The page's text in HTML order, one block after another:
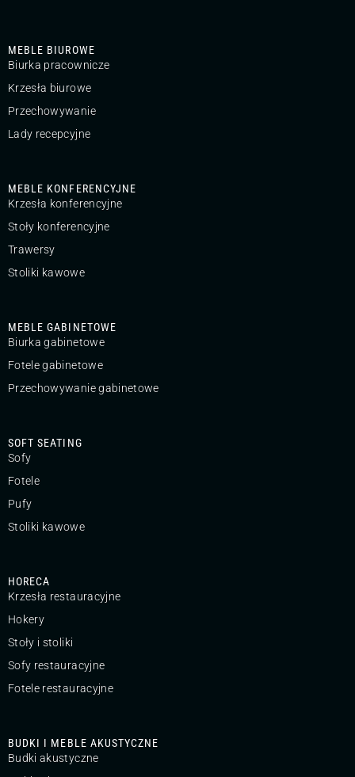
MEBLE BIUROWE
Biurka pracownicze
Krzesła biurowe
Przechowywanie
Lady recepcyjne
MEBLE KONFERENCYJNE
Krzesła konferencyjne
Stoły konferencyjne
Trawersy
Stoliki kawowe
MEBLE GABINETOWE
Biurka gabinetowe
Fotele gabinetowe
Przechowywanie gabinetowe
SOFT SEATING
Sofy
Fotele
Pufy
Stoliki kawowe
HORECA
Krzesła restauracyjne
Hokery
Stoły i stoliki
Sofy restauracyjne
Fotele restauracyjne
BUDKI I MEBLE AKUSTYCZNE
Budki akustyczne